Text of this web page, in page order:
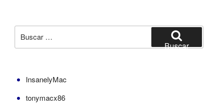
en
y
por:
Buscar
InsanelyMac
tonymacx86